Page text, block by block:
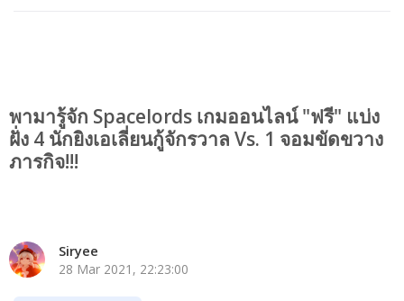
พามารู้จัก Spacelords เกมออนไลน์ "ฟรี" แบ่ง
ฝั่ง 4 นักยิงเอเลี่ยนกู้จักรวาล Vs. 1 จอมขัดขวาง
ภารกิจ!!!
Siryee
28 Mar 2021, 22:23:00